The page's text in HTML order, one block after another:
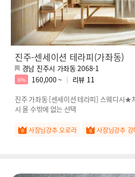
진주-센세이션 테라피(가좌동)
경남 진주시 가좌동 2068-1
6% 160,000 ~ 리뷰 11
진주 가좌동 [센세이션 테라피] 스웨디시
시 올 수밖에 없는 선택
사장님강추 오로라 사장님강추 강